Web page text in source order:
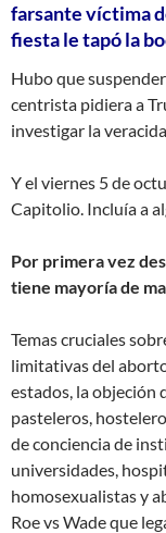
farsante víctima
fiesta le tapó la
Hubo que
centrista pidiera a
investigar la
Y el viernes 5 de
Capitolio. Incluía a
Por primera vez
tiene mayoría de
Temas cruciales
limitativas del
estados, la objeción
pasteleros,
de conciencia de
universidades,
homosexualistas y
Roe vs Wade que